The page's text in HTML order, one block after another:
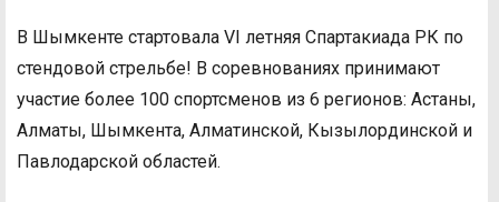
В Шымкенте стартовала VI летняя Спартакиада РК по
стендовой стрельбе! В соревнованиях принимают
участие более 100 спортсменов из 6 регионов: Астаны,
Алматы, Шымкента, Алматинской, Кызылординской и
Павлодарской областей.